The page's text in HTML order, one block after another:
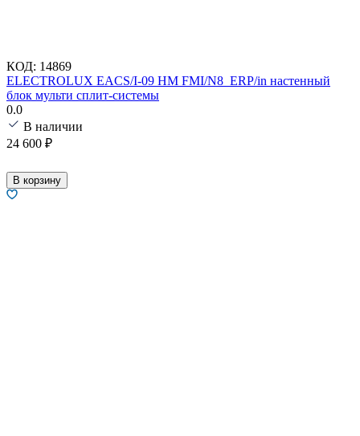
КОД: 14869
ELECTROLUX EACS/I-09 HM FMI/N8_ERP/in настенный
блок мульти сплит-системы
0.0
В наличии
24 600 ₽
В корзину